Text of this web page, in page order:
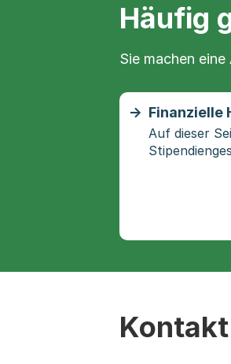
Häufig
Sie machen
Finanzielle
Auf dieser
Kontakt